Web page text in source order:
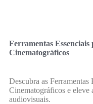
Ferramentas
Cinematográficos
Descubra as
Cinematográficos e eleve
audiovisuais.